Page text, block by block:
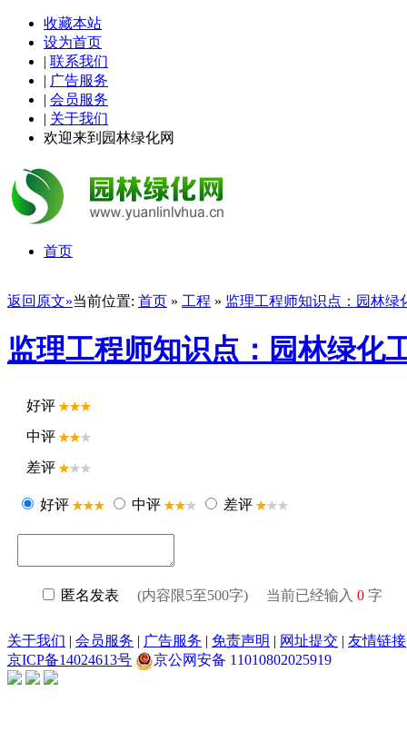
收藏本站
设为首页
| 联系我们
| 广告服务
| 会员服务
| 关于我们
欢迎来到园林绿化网
首页
返回原文»当前位置: 首页 » 工程 » 监理工程师知识点：园林绿
监理工程师知识点：园林绿化
好评
中评
差评
好评 中评 差评
匿名发表 (内容限5至500字) 当前已经输入 0 字
关于我们 | 会员服务 | 广告服务 | 免责声明 | 网址提交 | 友情链接
京ICP备14024613号
京公网安备 11010802025919